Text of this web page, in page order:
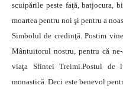
scuipările peste faţă, batjocura,
moartea pentru noi şi pentru a
Simbolul de credinţă. Postim
Mântuitorul nostru, pentru că
viaţa Sfintei Treimi.Postul
monastică. Deci este benevol